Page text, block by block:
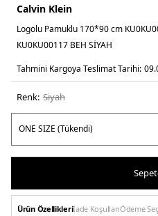
Calvin Klein
Logolu Pamuklu 170*90 cm
KU0KU00117 BEH SİYAH
Tahmini Kargoya Teslimat Tarihi:
Renk: si̇yah
Ürün Özellikleriİade KoşullarıÖdeme